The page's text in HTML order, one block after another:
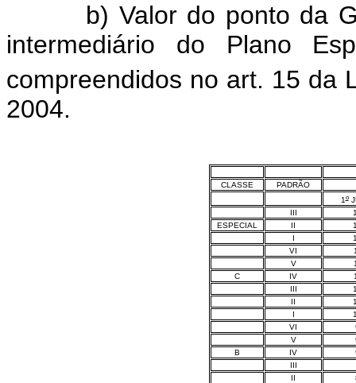
b) Valor do ponto da
intermediário do Plano
compreendidos no art. 15 da
2004.
CLASSE
PADRÃO
1o
III
ESPECIAL
II
I
VI
V
C
IV
III
II
I
VI
V
B
IV
III
II